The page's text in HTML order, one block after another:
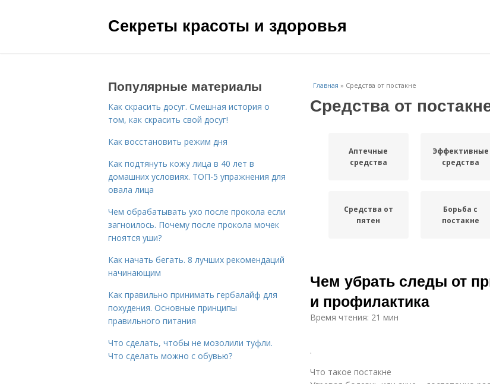
Секреты красоты и здоровья
Главная » Средства от постакне
Средства от
Аптечные
средства
Эффективные
средства
Средства от
пятен
Борьба с
постакне
Чем убрать следы от
и профилактика
Время чтения: 21 мин
.
Что такое постакне
Популярные материалы
Как скрасить досуг. Смешная история о
том, как скрасить свой досуг!
Как восстановить режим дня
Как подтянуть кожу лица в 40 лет в
домашних условиях. ТОП-5 упражнения для
овала лица
Чем обрабатывать ухо после прокола если
загноилось. Почему после прокола мочек
гноятся уши?
Как начать бегать. 8 лучших рекомендаций
начинающим
Как правильно принимать гербалайф для
похудения. Основные принципы
правильного питания
Что сделать, чтобы не мозолили туфли.
Что сделать можно с обувью?